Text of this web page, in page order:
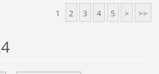
1 2 3 4 5 > >>